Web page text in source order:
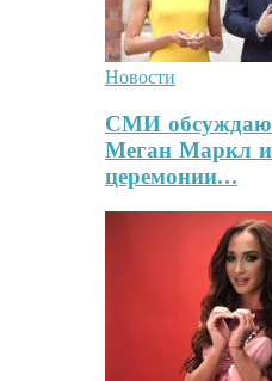
Новости
СМИ
Меган Маркл
церемонии…